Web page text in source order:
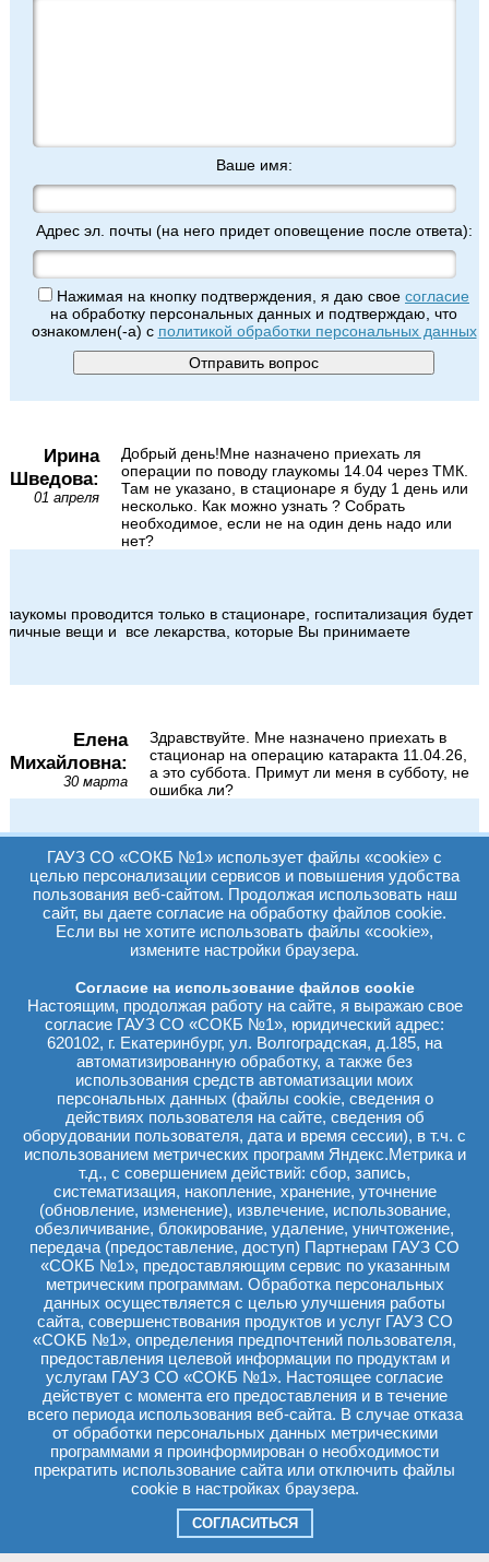
Ваше имя:
Адрес эл. почты (на него придет оповещение после ответа):
Нажимая на кнопку подтверждения, я даю свое согласие
на обработку персональных данных и подтверждаю, что
ознакомлен(-а) с политикой обработки персональных данных
Ирина
Шведова:
01 апреля
Добрый день!Мне назначено приехать ля
операции по поводу глаукомы 14.04 через ТМК.
Там не указано, в стационаре я буду 1 день или
несколько. Как можно узнать ? Собрать
необходимое, если не на один день надо или
нет?
проводится только в стационаре, госпитализация будет
личные вещи и все лекарства, которые Вы принимаете
Елена
Михайловна:
30 марта
Здравствуйте. Мне назначено приехать в
стационар на операцию катаракта 11.04.26,
а это суббота. Примут ли меня в субботу, не
ошибка ли?
ваше ФИО, дату рождения, пожалуйста.
26 февраля
У меня вторичная катаракта и 3 марта мне
нашей ЦРБ окулист ушел на больничный и мне
не подготовил направление. Примут ли меня
без направления?
не примут. В отсутствие офтальмолога направление можно
Еремчук
Оксана
Леонидовна:
19 февраля
Здравствуйте.12 февраля была на приеме у
врача офтальмолога на контроль после
проведенной операции по поводу лечения
катаракты. Врач назначил РВК на 17.03.2026
года.Нужно ли сдавать анализы на РВК и
какие?
от врача с места жительства.
←предыдущая страница 1 2 34 5 6 ...132 133
следующая страница→
ГАУЗ СО «СОКБ №1» использует файлы «cookie» с
целью персонализации сервисов и повышения удобства
пользования веб-сайтом. Продолжая использовать наш
сайт, вы даете согласие на обработку файлов cookie.
Если вы не хотите использовать файлы «cookie»,
измените настройки браузера.
Согласие на использование файлов cookie
Настоящим, продолжая работу на сайте, я выражаю свое
согласие ГАУЗ СО «СОКБ №1», юридический адрес:
620102, г. Екатеринбург, ул. Волгоградская, д.185, на
автоматизированную обработку, а также без
использования средств автоматизации моих
персональных данных (файлы cookie, сведения о
действиях пользователя на сайте, сведения об
оборудовании пользователя, дата и время сессии), в т.ч. с
использованием метрических программ Яндекс.Метрика и
т.д., с совершением действий: сбор, запись,
систематизация, накопление, хранение, уточнение
(обновление, изменение), извлечение, использование,
обезличивание, блокирование, удаление, уничтожение,
передача (предоставление, доступ) Партнерам ГАУЗ СО
«СОКБ №1», предоставляющим сервис по указанным
метрическим программам. Обработка персональных
данных осуществляется с целью улучшения работы
сайта, совершенствования продуктов и услуг ГАУЗ СО
«СОКБ №1», определения предпочтений пользователя,
предоставления целевой информации по продуктам и
услугам ГАУЗ СО «СОКБ №1». Настоящее согласие
действует с момента его предоставления и в течение
всего периода использования веб-сайта. В случае отказа
от обработки персональных данных метрическими
программами я проинформирован о необходимости
прекратить использование сайта или отключить файлы
cookie в настройках браузера.
СОГЛАСИТЬСЯ